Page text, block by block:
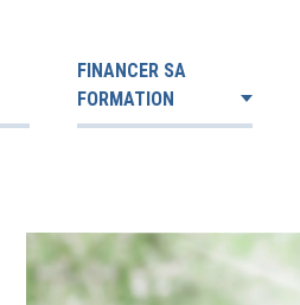
FINANCER SA
FORMATION